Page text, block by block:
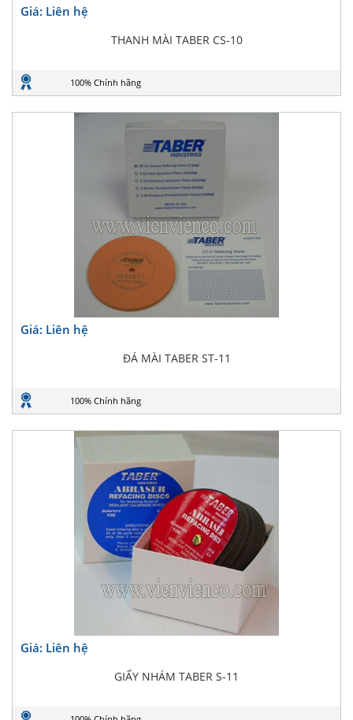
Giá: Liên hệ
THANH MÀI TABER CS-10
100% Chính hãng
Giá: Liên hệ
ĐÁ MÀI TABER ST-11
100% Chính hãng
Giá: Liên hệ
GIẤY NHÁM TABER S-11